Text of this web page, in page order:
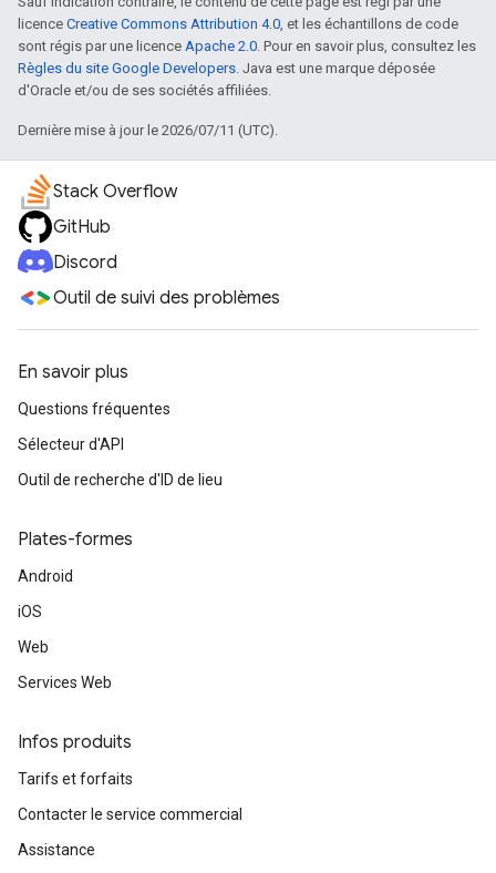
licence Creative Commons Attribution 4.0, et les échantillons de code
sont régis par une licence Apache 2.0. Pour en savoir plus, consultez les
Règles du site Google Developers. Java est une marque déposée
d'Oracle et/ou de ses sociétés affiliées.
Dernière mise à jour le 2026/07/11 (UTC).
Stack Overflow
GitHub
Discord
Outil de suivi des problèmes
En savoir plus
Questions fréquentes
Sélecteur d'API
Outil de recherche d'ID de lieu
Plates-formes
Android
iOS
Web
Services Web
Infos produits
Tarifs et forfaits
Contacter le service commercial
Assistance